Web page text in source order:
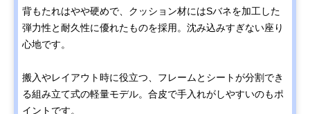
ソファ 幅182cm
ZU4922
掛けロング
39.5cm、48kg
Amazonで見る
175cm UW1209
Amazonで見る
COLONIAL ソファ
おしゃれで存在感
幅204.5×奥行
背もたれはやや硬めで、クッション材にはSバネを加工した
弾力性と耐久性に優れたものを採用。沈み込みすぎない座り
心地です。
搬入やレイアウト時に役立つ、フレームとシートが分割でき
る組み立て式の軽量モデル。合皮で手入れがしやすいのもポ
イントです。